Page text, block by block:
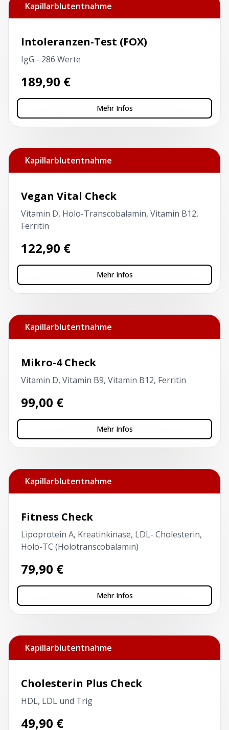
Kapillarblutentnahme
Intoleranzen-Test (FOX)
IgG - 286 Werte
189,90 €
Mehr Infos
Kapillarblutentnahme
Vegan Vital Check
Vitamin D, Holo-Transcobalamin, Vitamin B12,
Ferritin
122,90 €
Mehr Infos
Kapillarblutentnahme
Mikro-4 Check
Vitamin D, Vitamin B9, Vitamin B12, Ferritin
99,00 €
Mehr Infos
Kapillarblutentnahme
Fitness Check
Lipoprotein A, Kreatinkinase, LDL- Cholesterin,
Holo-TC (Holotranscobalamin)
79,90 €
Mehr Infos
Kapillarblutentnahme
Cholesterin Plus Check
HDL, LDL und Trig
49,90 €